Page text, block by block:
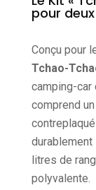
pour deux
Conçu pour
Tchao-
camping-car
comprend
litres de
polyvalente.